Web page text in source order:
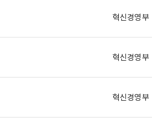
혁신경영부
혁신경영부
혁신경영부